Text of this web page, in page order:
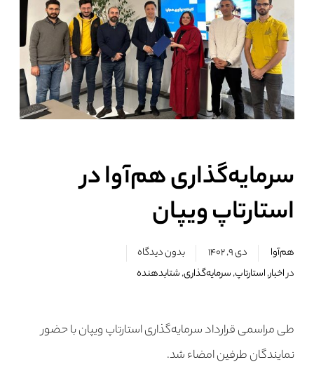
سرمایه‌گذاری هم‌آوا در
استارتاپ ویپان
هم‌آوا دی ۹, ۱۴۰۲
بدون دیدگاه
دراخبار,استارتاپ,سرمایه‌گذاری,شتابدهنده
طی مراسمی قرارداد سرمایه‌گذاری استارتاپ ویپان با حضور
نمایندگان طرفین امضاء شد.